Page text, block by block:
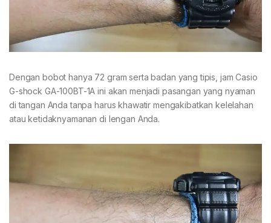
Dengan bobot hanya 72 gram serta badan yang tipis, jam Casio
G-shock GA-100BT-1A ini akan menjadi pasangan yang nyaman
di tangan Anda tanpa harus khawatir mengakibatkan kelelahan
atau ketidaknyamanan di lengan Anda.